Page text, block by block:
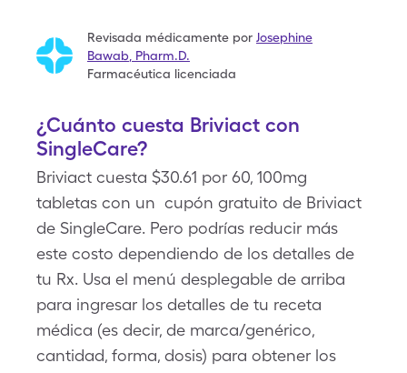
Revisada médicamente por Josephine
Bawab Pharm.D.
Farmacéutica licenciada
¿Cuánto cuesta Briviact con
SingleCare?
Briviact cuesta $30.61 por 60, 100mg
tabletas con un cupón gratuito de Briviact
de SingleCare. Pero podrías reducir más
este costo dependiendo de los detalles de
tu Rx. Usa el menú desplegable de arriba
para ingresar los detalles de tu receta
médica (es decir, de marca/genérico,
cantidad, forma, dosis) para obtener los